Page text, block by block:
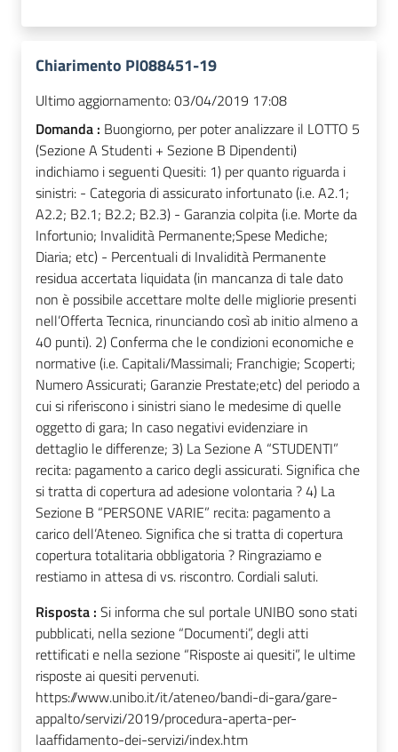
Chiarimento PI088451-19
Ultimo aggiornamento:03/04/2019 17:08
Domanda : Buongiorno, per poter analizzare il LOTTO 5
(Sezione A Studenti + Sezione B Dipendenti)
indichiamo i seguenti Quesiti: 1) per quanto riguarda i
sinistri: - Categoria di assicurato infortunato (i.e. A2.1;
A2.2; B2.1; B2.2; B2.3) - Garanzia colpita (i.e. Morte da
Infortunio; Invalidità Permanente;Spese Mediche;
Diaria; etc) - Percentuali di Invalidità Permanente
residua accertata liquidata (in mancanza di tale dato
non è possibile accettare molte delle migliorie presenti
nell’Offerta Tecnica, rinunciando così ab initio almeno a
40 punti). 2) Conferma che le condizioni economiche e
normative (i.e. Capitali/Massimali; Franchigie; Scoperti;
Numero Assicurati; Garanzie Prestate;etc) del periodo a
cui si riferiscono i sinistri siano le medesime di quelle
oggetto di gara; In caso negativi evidenziare in
dettaglio le differenze; 3) La Sezione A “STUDENTI”
recita: pagamento a carico degli assicurati. Significa che
si tratta di copertura ad adesione volontaria ? 4) La
Sezione B “PERSONE VARIE” recita: pagamento a
carico dell’Ateneo. Significa che si tratta di copertura
copertura totalitaria obbligatoria ? Ringraziamo e
restiamo in attesa di vs. riscontro. Cordiali saluti.
Risposta : Si informa che sul portale UNIBO sono stati
pubblicati, nella sezione “Documenti”, degli atti
rettificati e nella sezione “Risposte ai quesiti”, le ultime
risposte ai quesiti pervenuti.
https://www.unibo.it/it/ateneo/bandi-di-gara/gare-
appalto/servizi/2019/procedura-aperta-per-
laaffidamento-dei-servizi/index.htm